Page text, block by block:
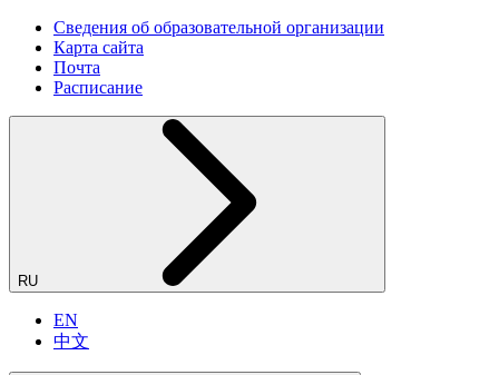
Сведения об образовательной организации
Карта сайта
Почта
Расписание
RU
EN
中文